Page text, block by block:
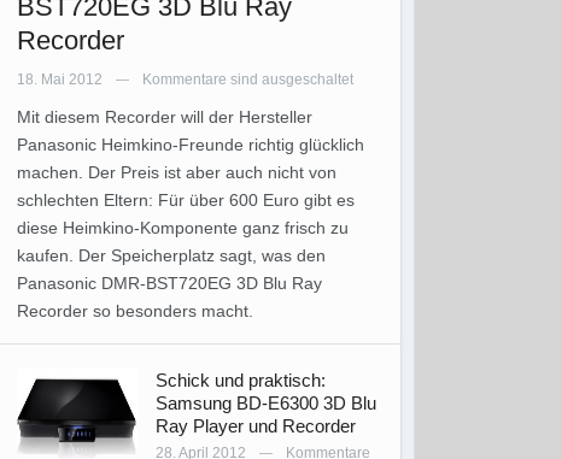
BST720EG 3D Blu Ray
Recorder
18. Mai 2012 — Kommentare sind ausgeschaltet
Mit diesem Recorder will der Hersteller
Panasonic Heimkino-Freunde richtig glücklich
machen. Der Preis ist aber auch nicht von
schlechten Eltern: Für über 600 Euro gibt es
diese Heimkino-Komponente ganz frisch zu
kaufen. Der Speicherplatz sagt, was den
Panasonic DMR-BST720EG 3D Blu Ray
Recorder so besonders macht.
Schick und praktisch:
Samsung BD-E6300 3D Blu
Ray Player und Recorder
28. April 2012 — Kommentare